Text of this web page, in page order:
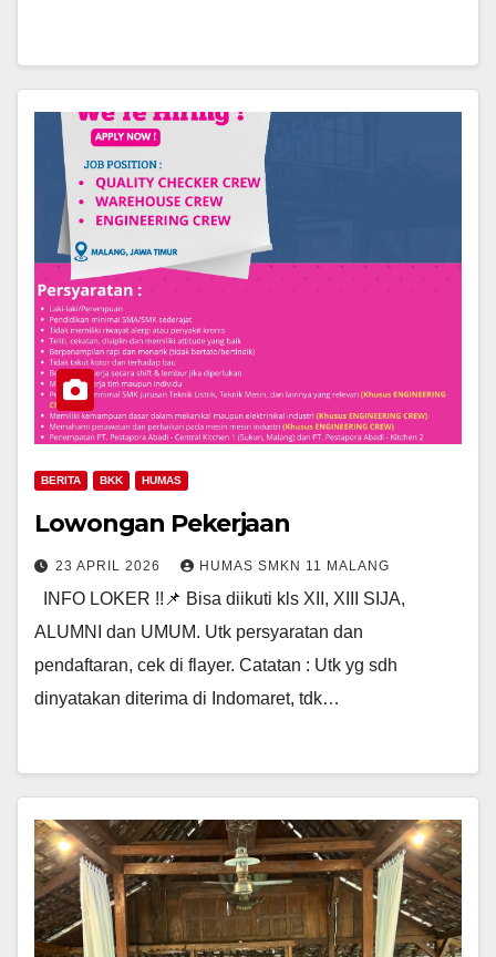
BERITA BKK HUMAS
Lowongan Pekerjaan
23 APRIL 2026 HUMAS SMKN 11 MALANG
INFO LOKER !!📌 Bisa diikuti kls XII, XIII SIJA,
ALUMNI dan UMUM. Utk persyaratan dan
pendaftaran, cek di flayer. Catatan : Utk yg sdh
dinyatakan diterima di Indomaret, tdk…